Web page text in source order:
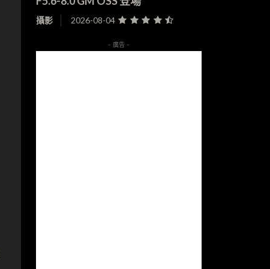
攝影 2026-08-04
- 廣告 -